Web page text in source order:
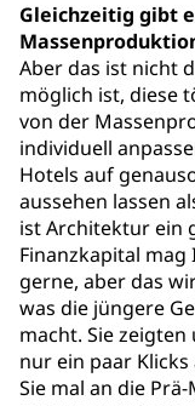
Gleichzeitig gibt
Aber das ist nicht
möglich ist, diese
von der
individuell
Hotels auf
aussehen lassen
ist Architektur ein
Finanzkapital
gerne, aber das
was die jüngere
macht. Sie
nur ein paar
Sie mal an die